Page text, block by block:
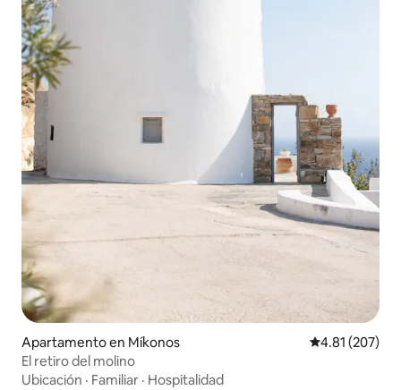
Apartamento en Míkonos Calificación
4.81 (207)
El retiro del molino
Ubicación · Familiar · Hospitalidad